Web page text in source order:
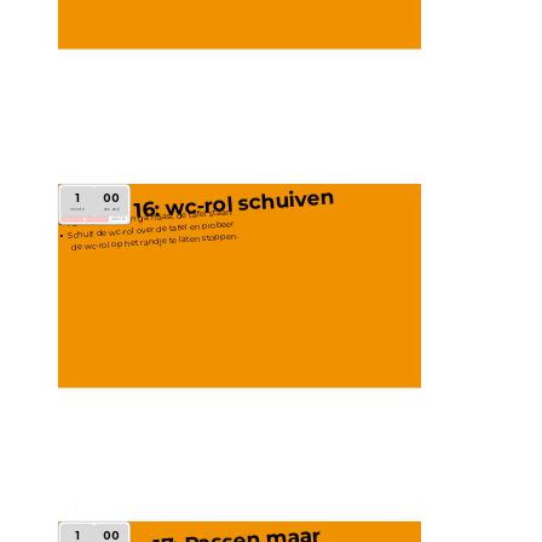
16: wc-rol schuiven
Pak de wc-rol en ga naast de tafel staan.
Schuif de wc-rol over de tafel en probeer
de wc-rol op het randje te laten stoppen.
1
minute
00
second
add30s
1 00